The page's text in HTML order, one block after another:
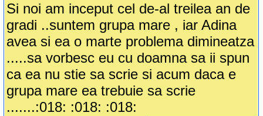
Si noi am inceput cel de-al treilea an de
gradi ..suntem grupa mare , iar Adina
avea si ea o marte problema dimineatza
.....sa vorbesc eu cu doamna sa ii spun
ca ea nu stie sa scrie si acum daca e
grupa mare ea trebuie sa scrie
.......:018: :018: :018: